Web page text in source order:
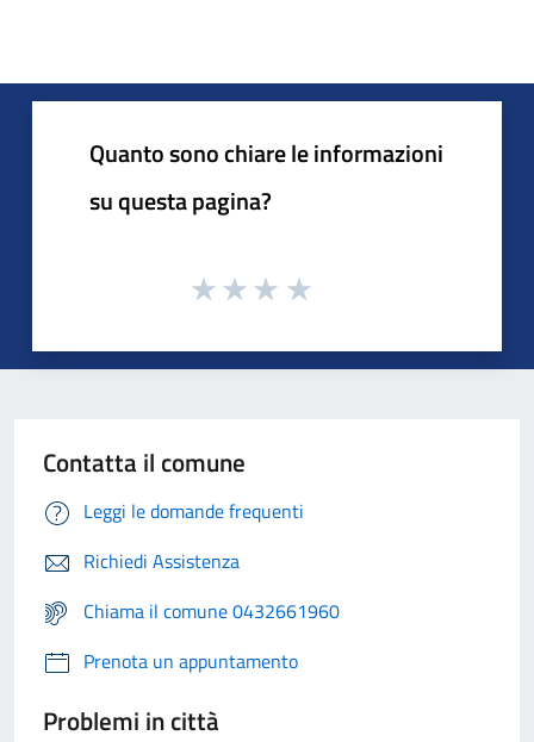
Quanto sono chiare le informazioni
su questa pagina?
Contatta il comune
Leggi le domande frequenti
Richiedi Assistenza
Chiama il comune 0432661960
Prenota un appuntamento
Problemi in città